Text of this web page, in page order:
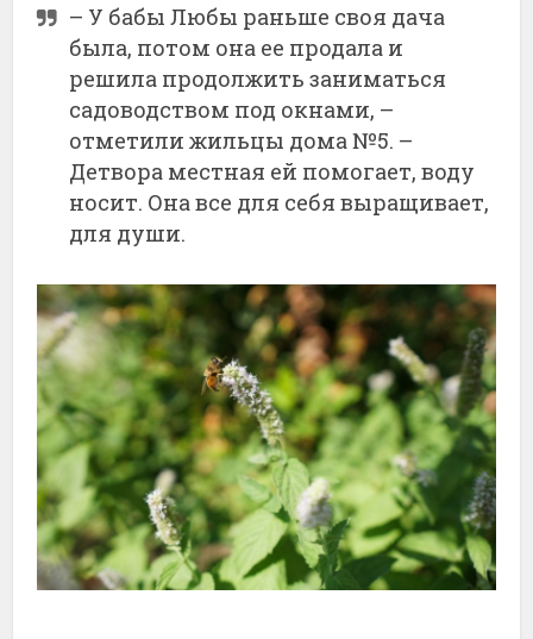
– У бабы Любы раньше своя дача
была, потом она ее продала и
решила продолжить заниматься
садоводством под окнами, –
отметили жильцы дома №5. –
Детвора местная ей помогает, воду
носит. Она все для себя выращивает,
для души.